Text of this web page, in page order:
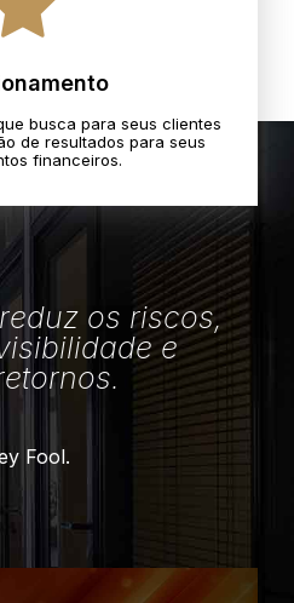
busca para seus clientes
de resultados para seus
financeiros.
os riscos,
e
Fool.